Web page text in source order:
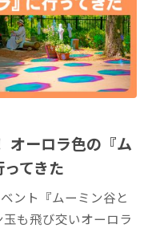
オーロラ色の『ム
てきた
ント『ムーミン谷と
も飛び交いオーロラ